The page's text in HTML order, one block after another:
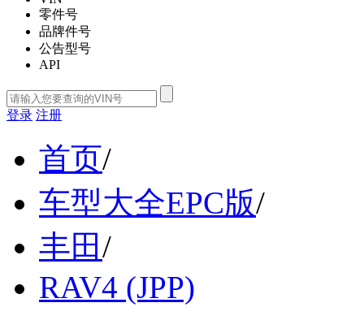
零件号
品牌件号
公告型号
API
登录 注册
首页/
车型大全EPC版/
丰田 /
RAV4 (JPP)